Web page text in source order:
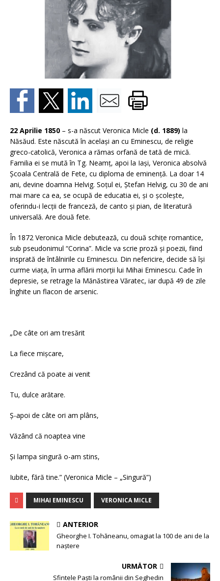
22 Aprilie 1850 – s-a născut Veronica Micle (d. 1889) la
Năsăud. Este născută în acelaşi an cu Eminescu, de religie
greco-catolică, Veronica a rămas orfană de tată de mică.
Familia ei se mută în Tg. Neamţ, apoi la Iaşi, Veronica absolvă
Şcoala Centrală de Fete, cu diploma de eminenţă. La doar 14
ani, devine doamna Helvig. Soţul ei, Ştefan Helvig, cu 30 de ani
mai mare ca ea, se ocupă de educatia ei, şi o şcoleşte,
oferindu-i lecţii de franceză, de canto şi pian, de literatură
universală. Are două fete.
În 1872 Veronica Micle debutează, cu două schițe romantice,
sub pseudonimul “Corina”. Micle va scrie proză şi poezii, fiind
insprată de întâlnirile cu Eminescu. Din nefericire, decide să îşi
curme viaţa, în urma aflării morţii lui Mihai Eminescu. Cade în
depresie, se retrage la Mănăstirea Văratec, iar după 49 de zile
înghite un flacon de arsenic.
„De câte ori am tresărit
La fiece mișcare,
Crezând că poate ai venit
Tu, dulce arătare.
Ș-apoi de câte ori am plâns,
Văzând că noaptea vine
Și lampa singură o-am stins,
Iubite, fără tine.” (Veronica Micle – „Singură”)
MIHAI EMINESCU VERONICA MICLE
ANTERIOR
Gheorghe I. Tohăneanu, omagiat la 100 de ani de la
naștere
URMĂTOR
Sfintele Paști la românii din Seghedin